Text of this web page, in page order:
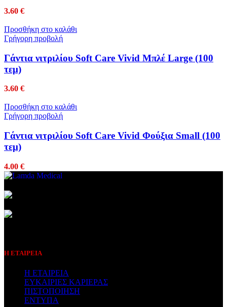
3.60 €
Προσθήκη στο καλάθι
Γρήγορη προβολή
Γάντια νιτριλίου Soft Care Vivid Μπλέ Large (100
τεμ)
3.60 €
Προσθήκη στο καλάθι
Γρήγορη προβολή
Γάντια νιτριλίου Soft Care Vivid Φούξια Small (100
τεμ)
4.00 €
Η ΕΤΑΙΡΕΙΑ
Η ΕΤΑΙΡΕΙΑ
ΕΥΚΑΙΡΙΕΣ ΚΑΡΙΕΡΑΣ
ΠΙΣΤΟΠΟΙΗΣΗ
ΕΝΤΥΠΑ